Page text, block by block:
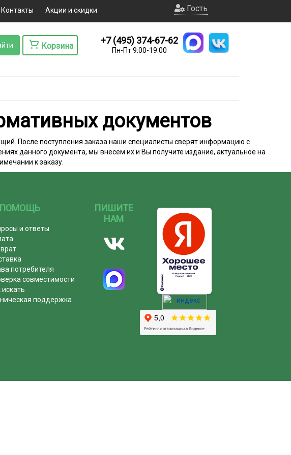
Контакты Акции и скидки Гость
Корзина
+7 (495) 374-67-62
Пн-Пт 9:00-19:00
документов
После поступления заказа наши специалисты сверят информацию с
данного документа, мы внесем их и Вы получите издание, актуальное на
к заказу.
ПОМОЩЬ
и ответы
потребителя
совместимости
искать
поддержка
ПИШИТЕ
НАМ